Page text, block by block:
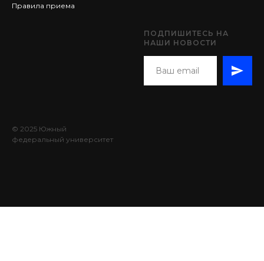
Правила приема
ПОДПИШИТЕСЬ НА
НАШИ НОВОСТИ
© 2025 Южный
федеральный университет